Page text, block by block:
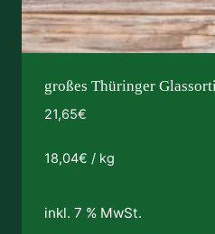
großes Thüringer
21,65€
18,04€ / kg
inkl. 7 % MwSt.